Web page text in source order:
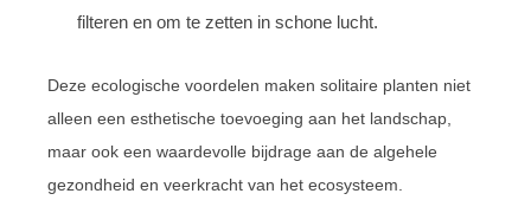
filteren en om te zetten in schone lucht.
Deze ecologische voordelen maken solitaire planten niet
alleen een esthetische toevoeging aan het landschap,
maar ook een waardevolle bijdrage aan de algehele
gezondheid en veerkracht van het ecosysteem.